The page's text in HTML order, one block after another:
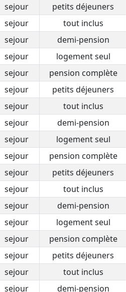
sejour petits déjeuners
sejour tout inclus
sejour demi-pension
sejour logement seul
sejour pension complète
sejour petits déjeuners
sejour tout inclus
sejour demi-pension
sejour logement seul
sejour pension complète
sejour petits déjeuners
sejour tout inclus
sejour demi-pension
sejour logement seul
sejour pension complète
sejour petits déjeuners
sejour tout inclus
sejour demi-pension